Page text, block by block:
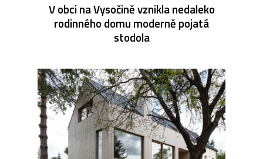
V obci na Vysočině vznikla nedaleko
rodinného domu moderně pojatá
stodola